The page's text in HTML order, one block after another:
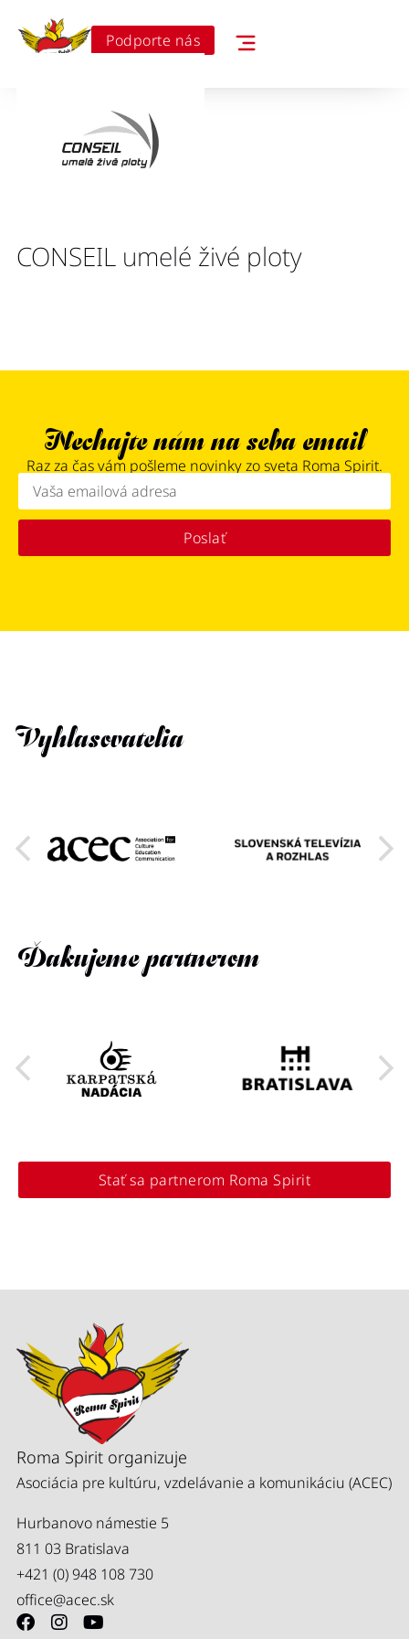
Podporte nás
CONSEIL umelé živé ploty
Nechajte nám na seba email
Raz za čas vám pošleme novinky zo sveta Roma Spirit.
Poslať
Vyhlasovatelia
Ďakujeme partnerom
Stať sa partnerom Roma Spirit
Roma Spirit organizuje
Asociácia pre kultúru, vzdelávanie a komunikáciu (ACEC)
Hurbanovo námestie 5
811 03 Bratislava
+421 (0) 948 108 730
office@acec.sk